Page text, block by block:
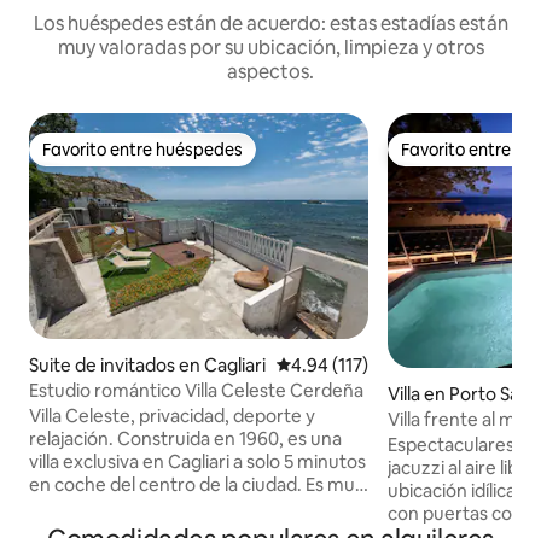
Los huéspedes están de acuerdo: estas estadías están
muy valoradas por su ubicación, limpieza y otros
aspectos.
Favorito entre huéspedes
Favorito entre huéspedes
Suite de invitados en Cagliari Calificación promedio: 4.94 de
4.94 (117)
Estudio romántico Villa Celeste Cerdeña
Villa Celeste, privacidad, deporte y
relajación. Construida en 1960, es una
villa exclusiva en Cagliari a solo 5 minutos
en coche del centro de la ciudad. Es muy
a la playa de Cala Bernat, pasando por las
Favorito entre
Favorito entre
Villa en Porto Sa
Villa frente al mar
Villasimius-
Espectaculares
jacuzzi al aire
ubicación idílica,
con puertas